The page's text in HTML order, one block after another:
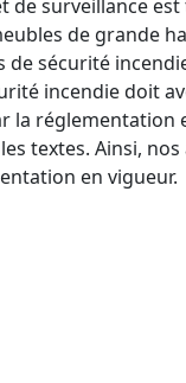
surveillance
de grande
de sécurité
incendie doit
la
textes. Ainsi,
en vigueur.